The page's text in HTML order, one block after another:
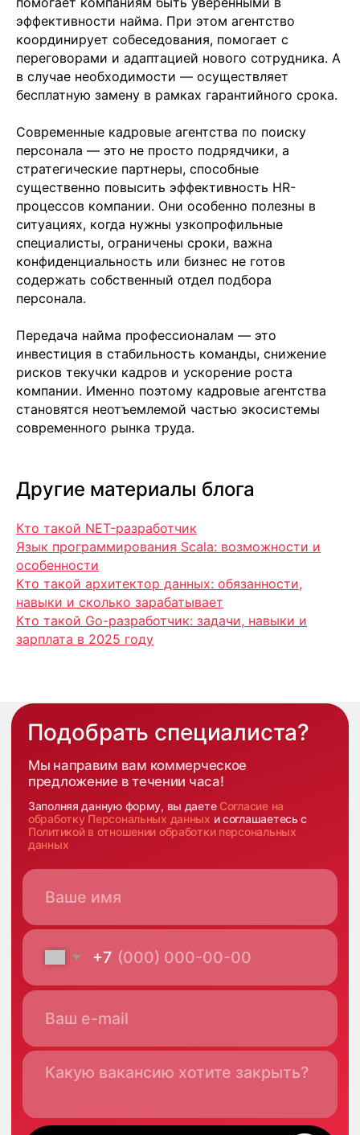
эффективности найма. При этом агентство
координирует собеседования, помогает с
переговорами и адаптацией нового сотрудника. А
в случае необходимости — осуществляет
бесплатную замену в рамках гарантийного срока.
Современные кадровые агентства по поиску
персонала — это не просто подрядчики, а
стратегические партнеры, способные
существенно повысить эффективность HR-
процессов компании. Они особенно полезны в
ситуациях, когда нужны узкопрофильные
специалисты, ограничены сроки, важна
конфиденциальность или бизнес не готов
содержать собственный отдел подбора
персонала.
Передача найма профессионалам — это
инвестиция в стабильность команды, снижение
рисков текучки кадров и ускорение роста
компании. Именно поэтому кадровые агентства
становятся неотъемлемой частью экосистемы
современного рынка труда.
Другие материалы блога
Кто такой NET-разработчик
Язык программирования Scala: возможности и
особенности
Кто такой архитектор данных: обязанности,
навыки и сколько зарабатывает
Кто такой Go-разработчик: задачи, навыки и
зарплата в 2025 году
Подобрать специалиста?
+7
Отправить заявку
Мы направим вам коммерческое
предложение в течении часа!
Заполняя данную форму, вы даете Согласие на
обработку Персональных данных
Политикой в отношении обработки персональных
данных
Москва
Кейсы
Имплант
Политика конфиденциальности
м. Новые Черемушки, Бизнес центр
"Черри Тауэр" ул. Профсоюзная,56,офис
43
Кипр
Agios Georgios
Chavouzas, office 1-2
Limassol, Cyprus
+7 499 380 89 20